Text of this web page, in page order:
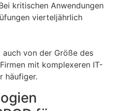
kritischen Anwendungen
vierteljährlich
von der Größe des
mit komplexeren IT-
häufiger.